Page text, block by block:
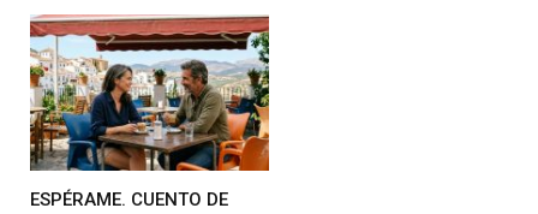
ESPÉRAME. CUENTO DE